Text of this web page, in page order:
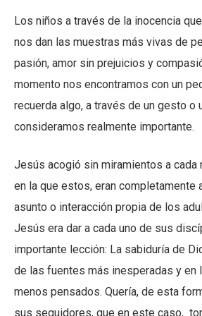
Los niños a través de la inocencia
nos dan las muestras más vivas de
pasión, amor sin prejuicios y
momento nos encontramos con un
recuerda algo, a través de un gesto o
consideramos realmente importante.
Jesús acogió sin miramientos a cada
en la que estos, eran completamente
asunto o interacción propia de los
Jesús era dar a cada uno de sus
importante lección: La sabiduría de
de las fuentes más inesperadas y en
menos pensados. Quería, de esta
sus seguidores, que en este caso,